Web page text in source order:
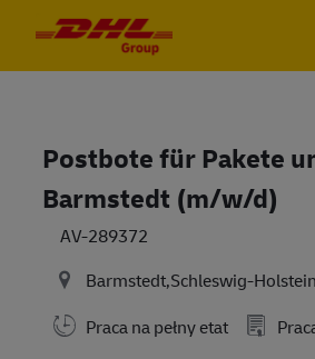
Postbote für Pakete
Barmstedt (m/w/d)
AV-289372
Barmstedt,Schleswig-
Praca na pełny etat